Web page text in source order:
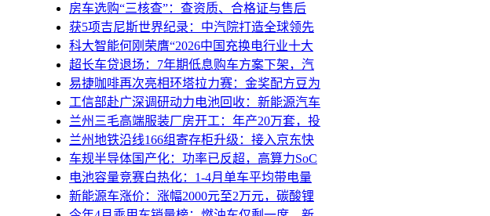
房车选购“三核查”：查资质、合格证与售后
获5项吉尼斯世界纪录：中汽院打造全球领先
科大智能何刚荣膺“2026中国充换电行业十大
超长车贷退场：7年期低息购车方案下架，汽
易捷咖啡再次亮相环塔拉力赛：金奖配方豆为
工信部赴广深调研动力电池回收：新能源汽车
兰州三毛高端服装厂房开工：年产20万套，投
兰州地铁沿线166组寄存柜升级：接入京东快
车规半导体国产化：功率已反超，高算力SoC
电池容量竞赛白热化：1-4月单车平均带电量
新能源车涨价：涨幅2000元至2万元，碳酸锂